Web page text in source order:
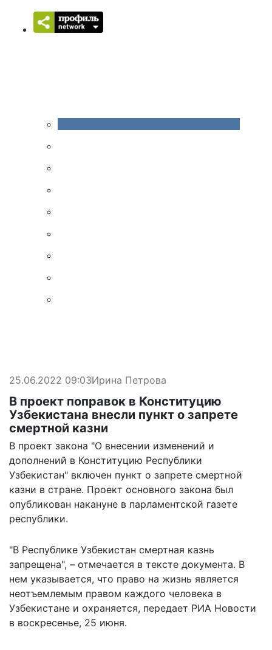
25.06.2022 09:03Ирина Петрова
В проект поправок в Конституцию
Узбекистана внесли пункт о запрете
смертной казни
В проект закона "О внесении изменений и
дополнений в Конституцию Республики
Узбекистан" включен пункт о запрете смертной
казни в стране. Проект основного закона был
опубликован накануне в парламентской газете
республики.
"В Республике Узбекистан смертная казнь
запрещена", – отмечается в тексте документа. В
нем указывается, что право на жизнь является
неотъемлемым правом каждого человека в
Узбекистане и охраняется, передает РИА Новости
в воскресенье, 25 июня.